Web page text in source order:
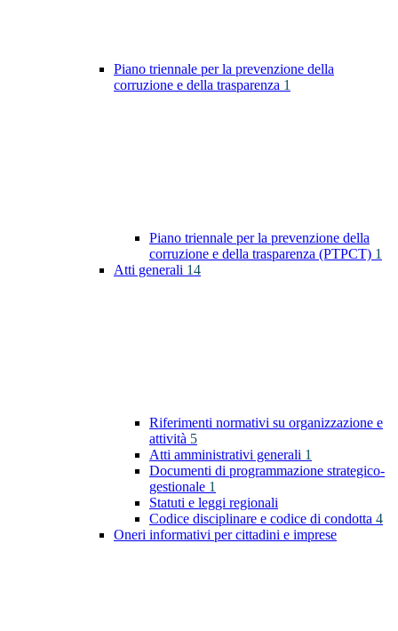
Piano triennale per la prevenzione della
corruzione e della trasparenza 1
Piano triennale per la prevenzione della
corruzione e della trasparenza (PTPCT) 1
Atti generali 14
Riferimenti normativi su organizzazione e
attività 5
Atti amministrativi generali 1
Documenti di programmazione strategico-
gestionale 1
Statuti e leggi regionali
Codice disciplinare e codice di condotta 4
Oneri informativi per cittadini e imprese